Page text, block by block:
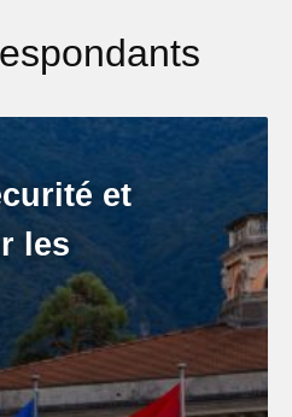
et
les